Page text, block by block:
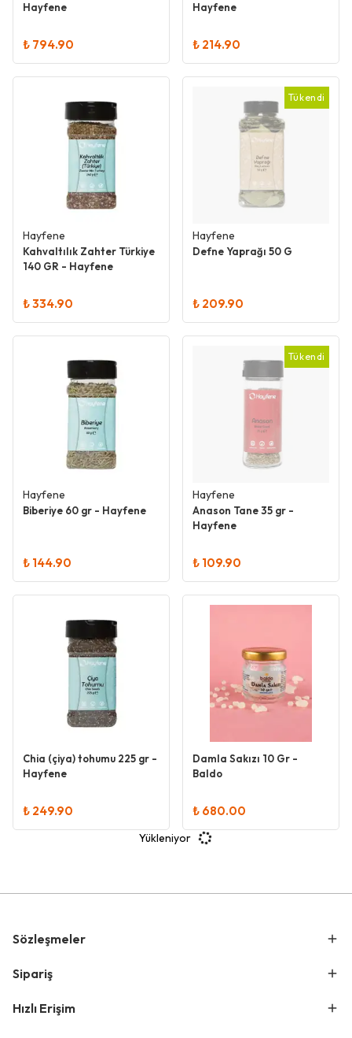
Hayfene
₺ 794.90
Hayfene
₺ 214.90
Hayfene
Kahvaltılık Zahter Türkiye
140 GR - Hayfene
₺ 334.90
Tükendi
Hayfene
Defne Yaprağı 50 G
₺ 209.90
Hayfene
Biberiye 60 gr - Hayfene
₺ 144.90
Tükendi
Hayfene
Anason Tane 35 gr -
Hayfene
₺ 109.90
Chia (çiya) tohumu 225 gr -
Hayfene
₺ 249.90
Damla Sakızı 10 Gr -
Baldo
₺ 680.00
Yükleniyor
Sözleşmeler
Sipariş
Hızlı Erişim